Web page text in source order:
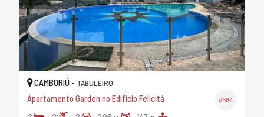
#384
CAMBORIÚ - TABULEIRO
Apartamento Garden no Edifício Felicitá